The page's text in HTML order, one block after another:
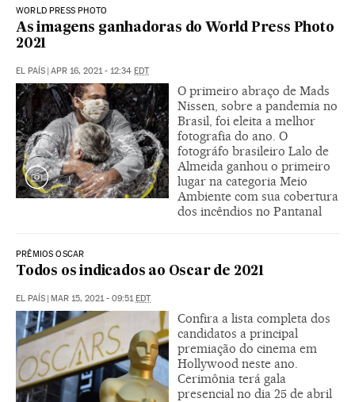
WORLD PRESS PHOTO
As imagens ganhadoras do World Press Photo
2021
EL PAÍS | APR 16, 2021 - 12:34 EDT
O primeiro abraço de Mads
Nissen, sobre a pandemia no
Brasil, foi eleita a melhor
fotografia do ano. O
fotográfo brasileiro Lalo de
Almeida ganhou o primeiro
lugar na categoria Meio
Ambiente com sua cobertura
dos incêndios no Pantanal
PRÊMIOS OSCAR
Todos os indicados ao Oscar de 2021
EL PAÍS | MAR 15, 2021 - 09:51EDT
Confira a lista completa dos
candidatos a principal
premiação do cinema em
Hollywood neste ano.
Cerimônia terá gala
presencial no dia 25 de abril